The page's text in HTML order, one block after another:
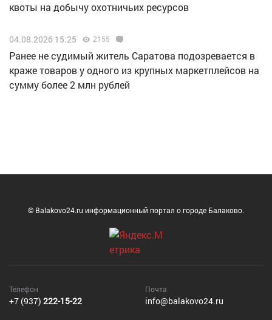
квоты на добычу охотничьих ресурсов
04.08.2026 15:25 2155
Ранее не судимый житель Саратова подозревается в
краже товаров у одного из крупных маркетплейсов на
сумму более 2 млн рублей
© Balakovo24.ru информационный портал о городе Балаково.
Телефон
+7 (937) 222-15-22
Почта
info@balakovo24.ru